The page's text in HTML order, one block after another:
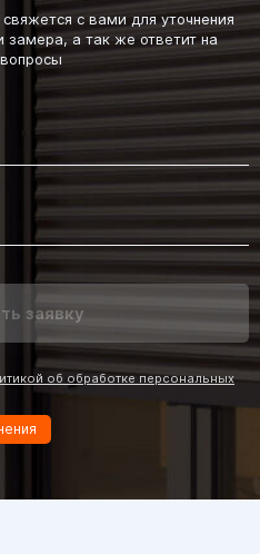
с вами для уточнения
замера, а так же ответит на
об обработке персональных